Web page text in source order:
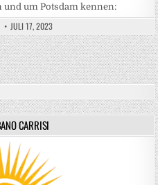
und um Potsdam kennen:
JULI 17, 2023
CARRISI